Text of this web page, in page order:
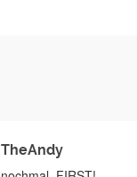
TheAndy